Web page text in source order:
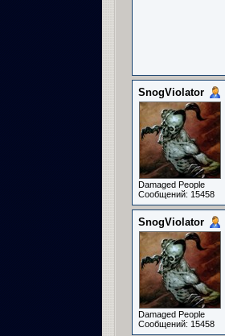
SnogViolator
Damaged People
Сообщений: 15458
SnogViolator
Damaged People
Сообщений: 15458